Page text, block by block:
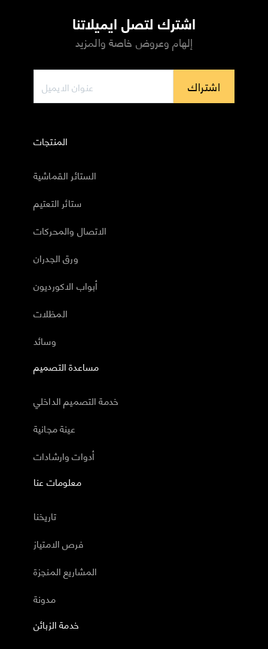
اشترك لتصل ايميلاتنا
إلهام وعروض خاصة والمزيد
اشتراك
المنتجات
الستائر القماشية
ستائر التعتيم
الاتصال والمحركات
ورق الجدران
أبواب الاكورديون
المظلات
وسائد
مساعدة التصميم
خدمة التصميم الداخلي
عينة مجانية
أدوات وارشادات
معلومات عنا
تاريخنا
فرص الامتياز
المشاريع المنجزة
مدونة
خدمة الزبائن